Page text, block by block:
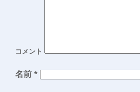
コメント
名前 *